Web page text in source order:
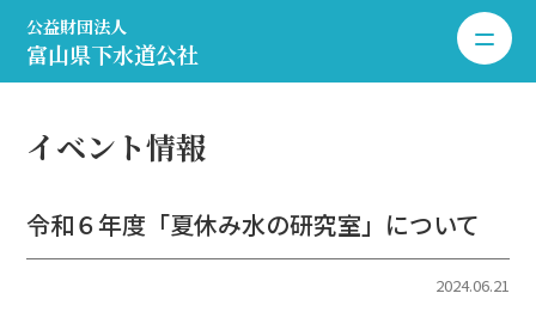
公益財団法人
富山県下水道公社 toggle
イベント情報
令和６年度「夏休み水の研究室」について
2024.06.21